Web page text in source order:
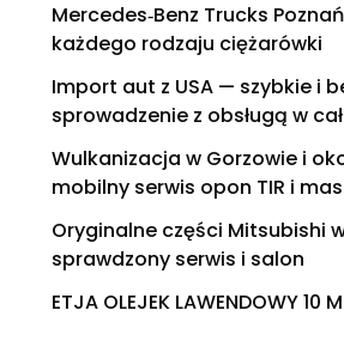
Mercedes‑Benz Trucks
każdego rodzaju ciężarówki
Import aut z USA — szybkie i
sprowadzenie z obsługą w
Wulkanizacja w Gorzowie i
mobilny serwis opon TIR i
Oryginalne części Mitsubishi
sprawdzony serwis i salon
ETJA OLEJEK LAWENDOWY 10